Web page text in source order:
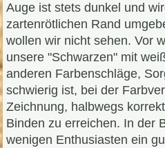
Auge ist stets dunkel und
zartenrötlichen Rand
wollen wir nicht sehen. Vor
unsere "Schwarzen" mit
anderen Farbenschläge,
schwierig ist, bei der
Zeichnung, halbwegs
Binden zu erreichen. In der
wenigen Enthusiasten ein